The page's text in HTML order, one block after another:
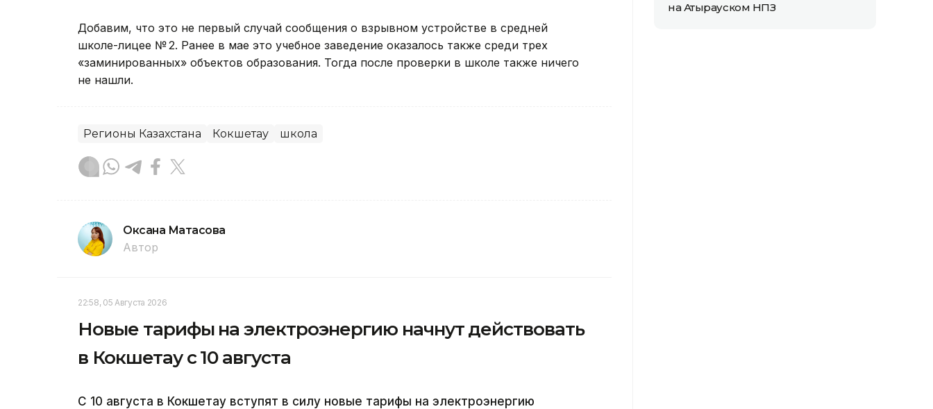
Добавим, что это не первый случай сообщения о взрывном устройстве в средней
школе-лицее № 2. Ранее в мае это учебное заведение оказалось также среди трех
«заминированных» объектов образования. Тогда после проверки в школе также ничего
не нашли.
Регионы Казахстана Кокшетау школа
Оксана Матасова
Автор
22:58, 05 Августа 2026
Новые тарифы на электроэнергию начнут действовать
в Кокшетау с 10 августа
С 10 августа в Кокшетау вступят в силу новые тарифы на электроэнергию
на Атырауском НПЗ